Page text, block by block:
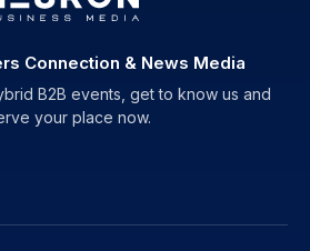
Connection & News Media
B2B events, get to know us and
your place now.